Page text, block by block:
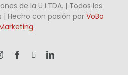
de la U LTDA. | Todos los
| Hecho con pasión por VoBo
InstagramFacebook LinkedIn